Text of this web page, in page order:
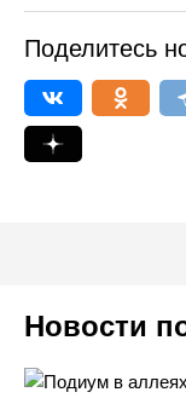
Новости
Поделитесь